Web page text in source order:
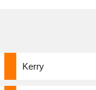
Kerry